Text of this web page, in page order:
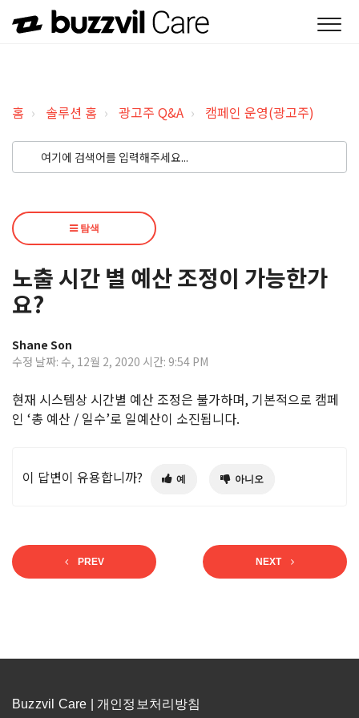
홈 솔루션 홈 광고주 Q&A 캠페인 운영(광고주)
탐색
노출 시간 별 예산 조정이 가능한가
요?
Shane Son
수정 날짜: 수, 12월 2, 2020 시간: 9:54 PM
현재 시스템상 시간별 예산 조정은 불가하며, 기본적으로 캠페
인 ‘총 예산 / 일수’로 일예산이 소진됩니다.
이 답변이 유용합니까? 예 아니오
PREV NEXT
Buzzvil Care | 개인정보처리방침